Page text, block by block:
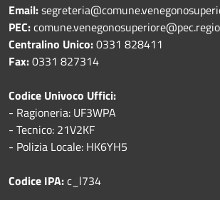
Email:
PEC:
Centralino Unico:0331 828411
Fax:0331 827314
Codice Univoco Uffici:
- Ragioneria: UF3WPA
- Tecnico: 21V2KF
- Polizia Locale: HK6YH5
Codice IPA:c_l734